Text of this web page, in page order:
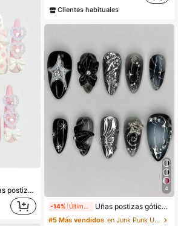
ROMWE 10 piezas de uñas postizas rosa kawaii con diseño lindo de gato, letra y lazo, decoración bidimensional, producción en masa, hechas a mano, adecuadas para universidad y compras
Clientes habituales
4
-14% Últimos 1 días Uñas postizas góticas negras de estilo Y2K, 10 piezas de uñas falsas de estrella y remolino plateado 3D, arte de uñas reutilizable DIY para estilo grunge
#5 Más vendidos
en Junk Punk Uñas postizas a presión